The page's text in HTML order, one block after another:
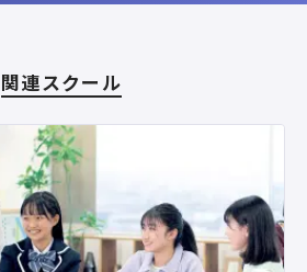
関連スクール